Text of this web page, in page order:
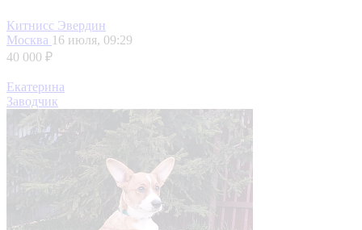
Китнисс Эвердин
Москва 16 июля, 09:29
40 000 ₽
Екатерина
Заводчик